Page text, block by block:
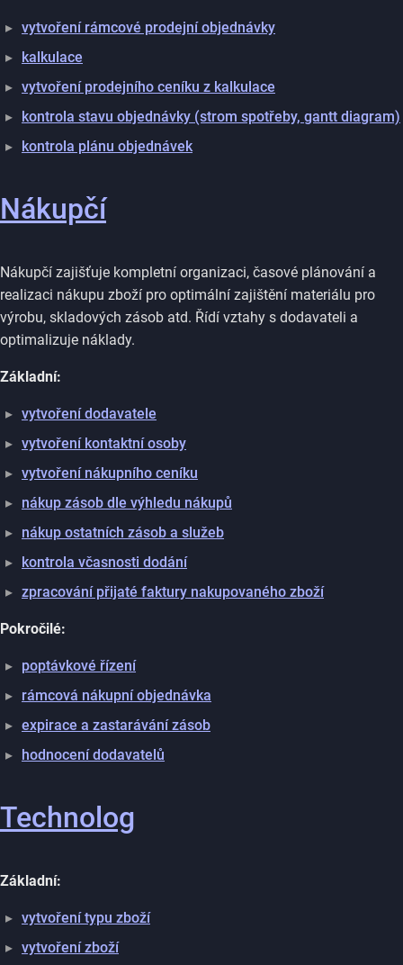
vytvoření rámcové prodejní objednávky
kalkulace
vytvoření prodejního ceníku z kalkulace
kontrola stavu objednávky (strom spotřeby, gantt diagram)
kontrola plánu objednávek
Nákupčí
Nákupčí zajišťuje kompletní organizaci, časové plánování a
realizaci nákupu zboží pro optimální zajištění materiálu pro
výrobu, skladových zásob atd. Řídí vztahy s dodavateli a
optimalizuje náklady.
Základní:
vytvoření dodavatele
vytvoření kontaktní osoby
vytvoření nákupního ceníku
nákup zásob dle výhledu nákupů
nákup ostatních zásob a služeb
kontrola včasnosti dodání
zpracování přijaté faktury nakupovaného zboží
Pokročilé:
poptávkové řízení
rámcová nákupní objednávka
expirace a zastarávání zásob
hodnocení dodavatelů
Technolog
Základní:
vytvoření typu zboží
vytvoření zboží